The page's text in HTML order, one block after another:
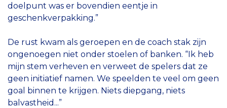
doelpunt was er bovendien eentje in
geschenkverpakking.”
De rust kwam als geroepen en de coach stak zijn
ongenoegen niet onder stoelen of banken. “Ik heb
mijn stem verheven en verweet de spelers dat ze
geen initiatief namen. We speelden te veel om geen
goal binnen te krijgen. Niets diepgang, niets
balvastheid...”